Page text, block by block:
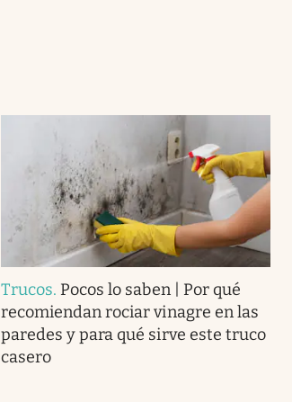
Trucos. Pocos lo saben | Por qué
recomiendan rociar vinagre en las
paredes y para qué sirve este truco
casero